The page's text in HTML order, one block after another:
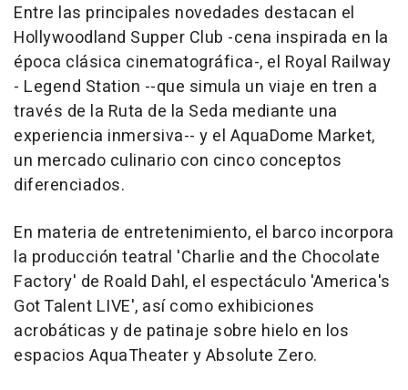
Entre las principales novedades destacan el
Hollywoodland Supper Club -cena inspirada en la
época clásica cinematográfica-, el Royal Railway
- Legend Station --que simula un viaje en tren a
través de la Ruta de la Seda mediante una
experiencia inmersiva-- y el AquaDome Market,
un mercado culinario con cinco conceptos
diferenciados.
En materia de entretenimiento, el barco incorpora
la producción teatral 'Charlie and the Chocolate
Factory' de Roald Dahl, el espectáculo 'America's
Got Talent LIVE', así como exhibiciones
acrobáticas y de patinaje sobre hielo en los
espacios AquaTheater y Absolute Zero.